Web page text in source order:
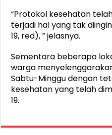
“Protokol kesehatan
terjadi hal yang tak
19, red), ” jelasnya.
Sementara beberapa
warga
Sabtu-Minggu dengan
kesehatan yang telah
19.